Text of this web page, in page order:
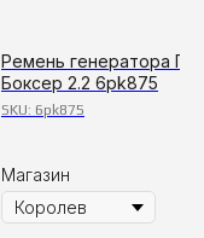
Ремень генератора
Боксер 2.2 6pk875
SKU: 6pk875
Магазин